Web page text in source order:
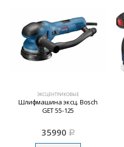
ЭКСЦЕНТРИКОВЫЕ
Шлифмашина эксц. Bosch
GET 55-125
35990 Р